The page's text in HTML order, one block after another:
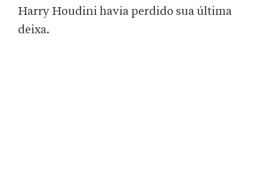
Harry Houdini havia perdido sua última
deixa.